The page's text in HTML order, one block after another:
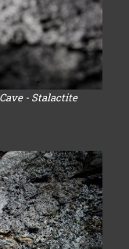
- Stalactite